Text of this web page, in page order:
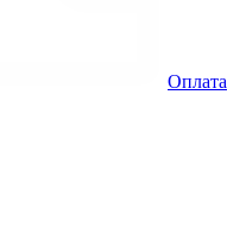
Оплата